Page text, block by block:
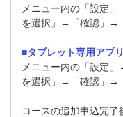
メニュー内の「設定
を選択」→「確認」→
■タブレット専用アプ
メニュー内の「設定
を選択」→「確認」→
コースの追加申込完